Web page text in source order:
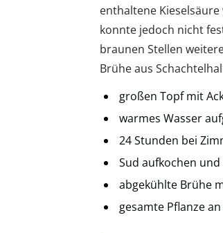
enthaltene
konnte jedoch nicht
braunen Stellen
Brühe aus
großen Topf mit
warmes Wasser
24 Stunden bei
Sud aufkochen
abgekühlte Brühe
gesamte Pflanze